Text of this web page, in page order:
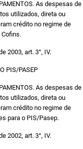
As despesas de
utilizados, direta ou
crédito no regime de
2003, art. 3°, IV.
PIS/PASEP
As despesas de
utilizados, direta ou
crédito no regime de
para o PIS/Pasep.
2002, art. 3°, IV.